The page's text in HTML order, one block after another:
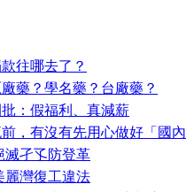
往哪去了？
藥？學名藥？台廠藥？
：假福利、真減薪
，有沒有先用心做好「國
滅孑孓防登革
麗灣復工違法